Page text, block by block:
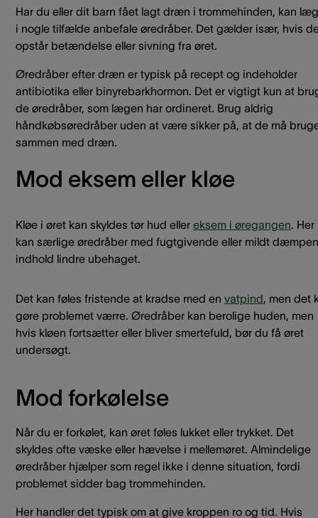
Har du eller dit barn fået lagt dræn i trommehinden, kan
i nogle tilfælde anbefale øredråber. Det gælder især, hvis
opstår betændelse eller sivning fra øret.
Øredråber efter dræn er typisk på recept og indeholder
antibiotika eller binyrebarkhormon. Det er vigtigt kun at
de øredråber, som lægen har ordineret. Brug aldrig
håndkøbsøredråber uden at være sikker på, at de må
sammen med dræn.
Mod eksem eller kløe
Kløe i øret kan skyldes tør hud eller eksem i øregangen. Her
kan særlige øredråber med fugtgivende eller mildt
indhold lindre ubehaget.
Det kan føles fristende at kradse med en vatpind, men det
gøre problemet værre. Øredråber kan berolige huden, men
hvis kløen fortsætter eller bliver smertefuld, bør du få øret
undersøgt.
Mod forkølelse
Når du er forkølet, kan øret føles lukket eller trykket. Det
skyldes ofte væske eller hævelse i mellemøret. Almindelige
øredråber hjælper som regel ikke i denne situation, fordi
problemet sidder bag trommehinden.
Her handler det typisk om at give kroppen ro og tid. Hvis